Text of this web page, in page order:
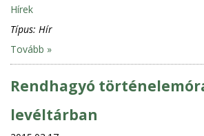
Hírek
Típus: Hír
Tovább »
Rendhagyó
levéltárban